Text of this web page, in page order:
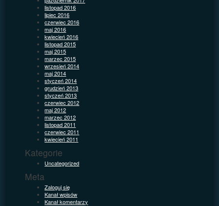
listopad 2016
lipiec 2016
czerwiec 2016
maj 2016
kwiecień 2016
listopad 2015
maj 2015
marzec 2015
wrzesień 2014
maj 2014
styczeń 2014
grudzień 2013
styczeń 2013
czerwiec 2012
maj 2012
marzec 2012
listopad 2011
czerwiec 2011
kwiecień 2011
Kategorie
Uncategorized
Meta
Zaloguj się
Kanał wpisów
Kanał komentarzy